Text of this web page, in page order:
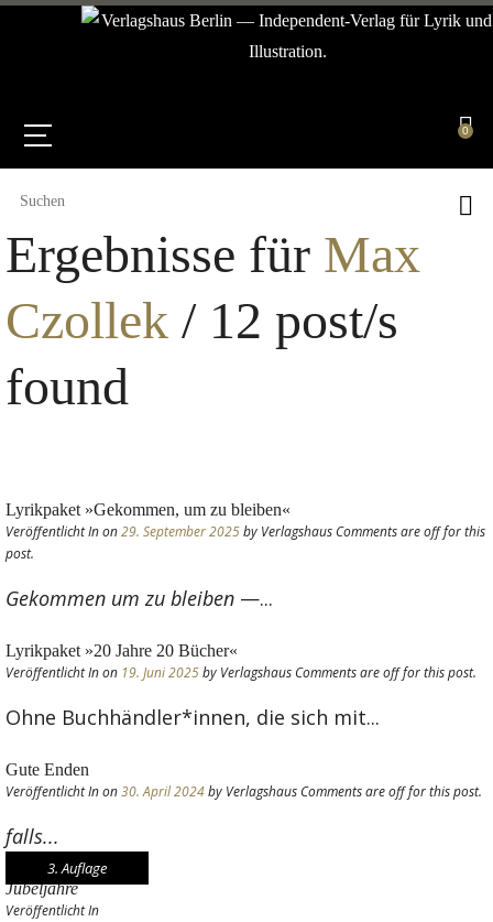
0
Ergebnisse für Max
Czollek / 12 post/s
found
Lyrikpaket »Gekommen, um zu bleiben«
Veröffentlicht Inon29. September 2025by Verlagshaus Comments are off for this
post.
Gekommen um zu bleiben —...
Lyrikpaket »20 Jahre 20 Bücher«
Veröffentlicht Inon 19. Juni 2025by Verlagshaus Comments are off for this post.
Ohne Buchhändler*innen, die sich mit...
Gute Enden
Veröffentlicht Inon30. April 2024by Verlagshaus Comments are off for this post.
falls...
3. Auflage
Jubeljahre
Veröffentlicht In